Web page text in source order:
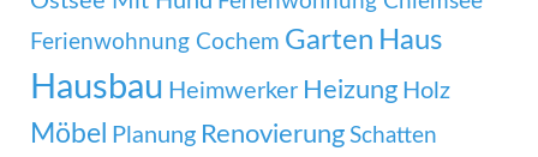
Ferienwohnung Cochem Garten Haus
Hausbau Heimwerker Heizung Holz
Möbel Planung Renovierung Schatten